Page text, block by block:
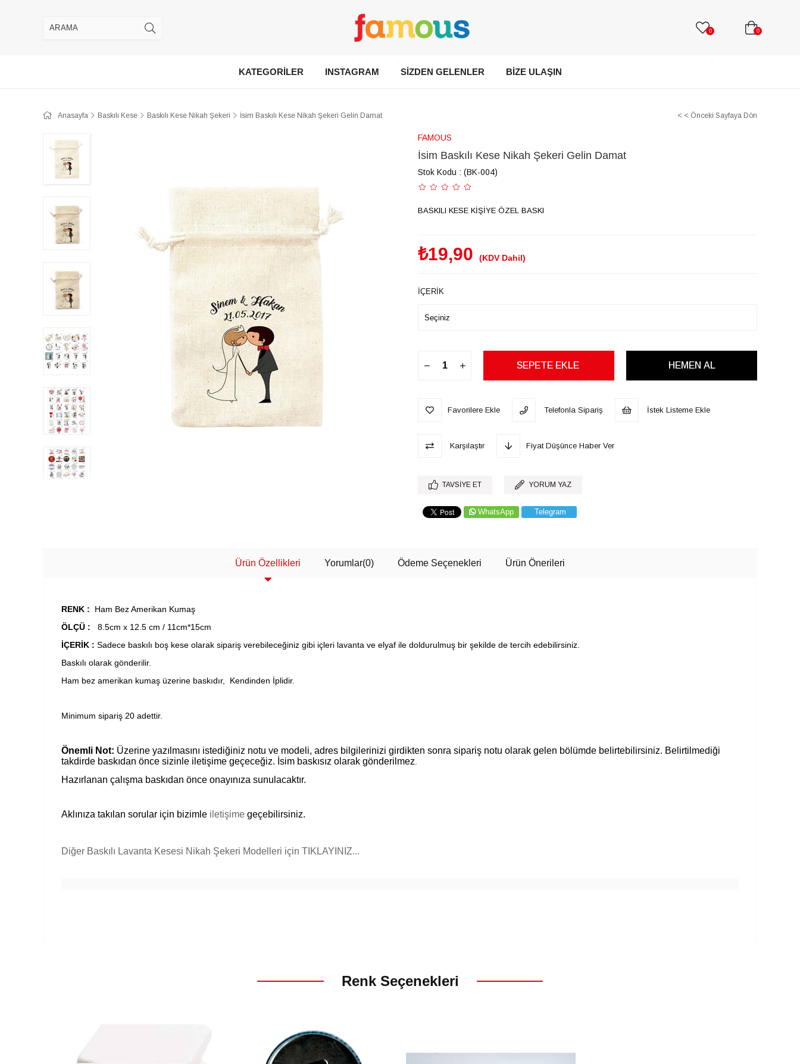
0 0
KATEGORİLER INSTAGRAM SİZDEN GELENLER BİZE ULAŞIN
Anasayfa Baskılı Kese Baskılı Kese Nikah Şekeri İsim Baskılı Kese Nikah Şekeri Gelin Damat < < Önceki Sayfaya Dön
FAMOUS
İsim Baskılı Kese Nikah Şekeri Gelin Damat
Stok Kodu (BK-004)
BASKILI KESE KİŞİYE ÖZEL BASKI
₺19,90 (KDV Dahil)
İÇERİK
Favorilere Ekle Telefonla Sipariş İstek Listeme Ekle
Karşılaştır Fiyat Düşünce Haber Ver
TAVSIYE ET YORUM YAZ
WhatsApp Telegram
Ürün Özellikleri Yorumlar(0) Ödeme Seçenekleri Ürün Önerileri
RENK : Ham Bez Amerikan Kumaş
ÖLÇÜ : 8.5cm x 12.5 cm / 11cm*15cm
İÇERİK : Sadece baskılı boş kese olarak sipariş verebileceğiniz gibi içleri lavanta ve elyaf ile doldurulmuş bir şekilde de tercih edebilirsiniz.
Baskılı olarak gönderilir.
Ham bez amerikan kumaş üzerine baskıdır, Kendinden İplidir.
Minimum sipariş 20 adettir.
Önemli Not: Üzerine yazılmasını istediğiniz notu ve modeli, adres bilgilerinizi girdikten sonra sipariş notu olarak gelen bölümde belirtebilirsiniz. Belirtilmediği
takdirde baskıdan önce sizinle iletişime geçeceğiz. İsim baskısız olarak gönderilmez
Hazırlanan çalışma baskıdan önce onayınıza sunulacaktır.
Aklınıza takılan sorular için bizimle iletişime geçebilirsiniz.
Diğer Baskılı Lavanta Kesesi Nikah Şekeri Modelleri için TIKLAYINIZ...
Renk Seçenekleri